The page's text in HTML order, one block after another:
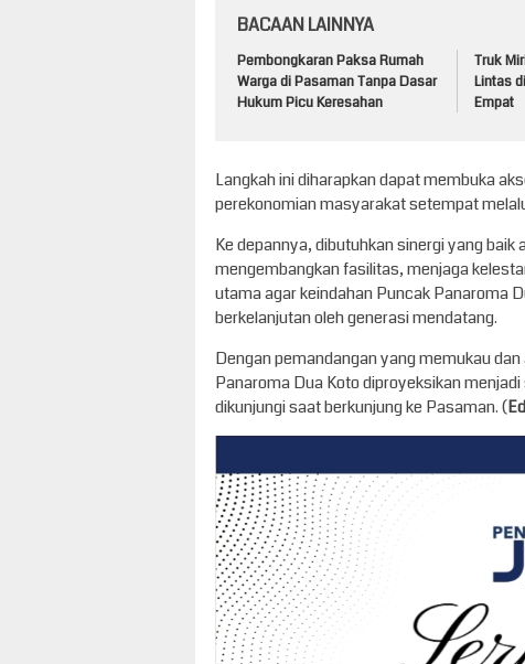
BACAAN LAINNYA
Pembongkaran Paksa Rumah
Warga di Pasaman Tanpa Dasar
Hukum Picu Keresahan
Truk
Lintas
Empat
Langkah ini diharapkan dapat membuka
perekonomian masyarakat setempat
Ke depannya, dibutuhkan sinergi yang
mengembangkan fasilitas, menjaga
utama agar keindahan Puncak Panaroma
berkelanjutan oleh generasi mendatang.
Dengan pemandangan yang memukau
Panaroma Dua Koto diproyeksikan
dikunjungi saat berkunjung ke Pasaman. (